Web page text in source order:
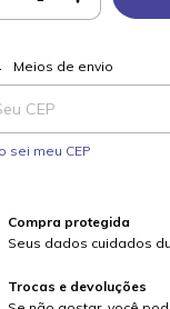
para o CEP:
Meios de envio
sei meu CEP
Compra protegida
Seus dados cuidados
Trocas e devoluções